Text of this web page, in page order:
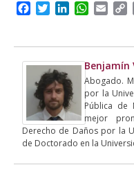
e
b
o
o
t
t
e
r
k
e
d
I
n
W
t
s
A
p
p
i
l
y
L
i
n
Benjamín
Abogado.
por la
Pública de
mejor
Derecho de Daños por la
de Doctorado en la